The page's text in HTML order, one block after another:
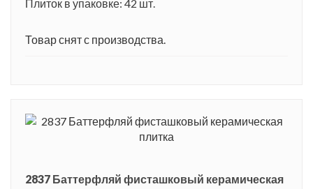
Плиток в упаковке: 42 шт.
Товар снят с производства.
2837 Баттерфляй фисташковый керамическая